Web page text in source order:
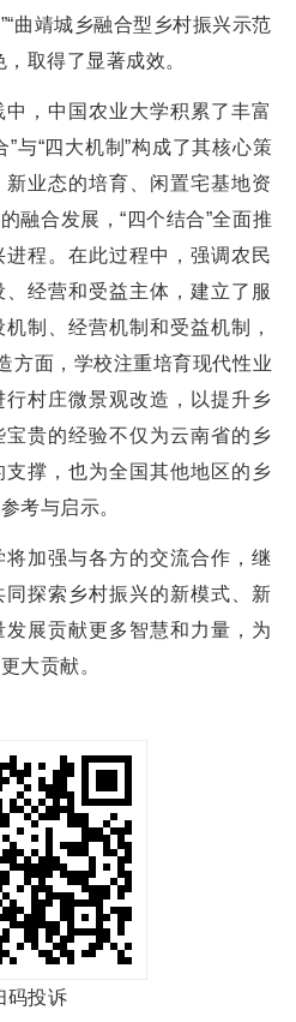
曲靖城乡融合型乡村振兴示范
取得了显著成效。
，中国农业大学积累了丰富
与“四大机制”构成了其核心策
业态的培育、闲置宅基地资
融合发展，“四个结合”全面推
程。在此过程中，强调农民
经营和受益主体，建立了服
制、经营机制和受益机制，
方面，学校注重培育现代性业
村庄微景观改造，以提升乡
贵的经验不仅为云南省的乡
撑，也为全国其他地区的乡
考与启示。
加强与各方的交流合作，继
探索乡村振兴的新模式、新
展贡献更多智慧和力量，为
大贡献。
码投诉